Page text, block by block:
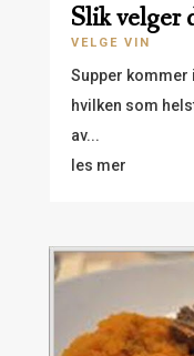
Slik velger
VELGE VIN
Supper kommer
hvilken som
av...
les mer